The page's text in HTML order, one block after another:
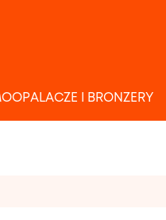
I BRONZERY